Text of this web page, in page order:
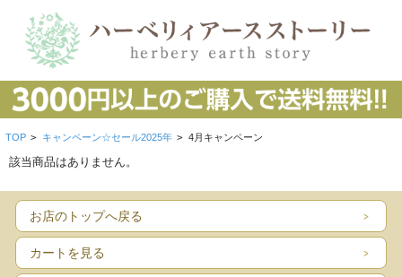
TOP > キャンペーン☆セール2025年 > 4月キャンペーン
該当商品はありません。
お店のトップへ戻る
カートを見る